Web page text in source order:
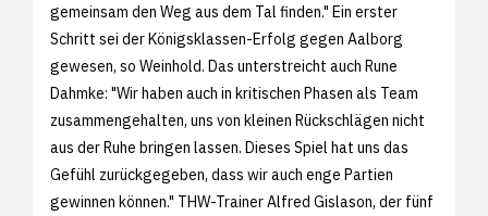
gemeinsam den Weg aus dem Tal finden." Ein erster
Schritt sei der Königsklassen-Erfolg gegen Aalborg
gewesen, so Weinhold. Das unterstreicht auch Rune
Dahmke: "Wir haben auch in kritischen Phasen als Team
zusammengehalten, uns von kleinen Rückschlägen nicht
aus der Ruhe bringen lassen. Dieses Spiel hat uns das
Gefühl zurückgegeben, dass wir auch enge Partien
gewinnen können." THW-Trainer Alfred Gislason, der fünf